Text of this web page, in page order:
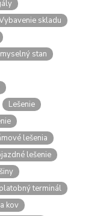
skladu
stan
Lešenie
lešenia
lešenie
platobný terminál
kov